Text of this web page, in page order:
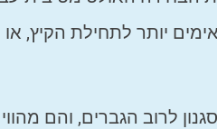
יותר לתחילת הקיץ,
לרוב הגברים, והם